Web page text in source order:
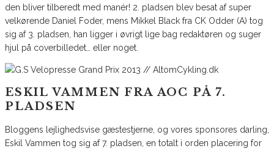
den bliver tilberedt med manér! 2. pladsen blev besat af super
velkørende Daniel Foder, mens Mikkel Black fra CK Odder (A) tog
sig af 3. pladsen, han ligger i øvrigt lige bag redaktøren og suger
hjul på coverbilledet… eller noget.
ESKIL VAMMEN FRA AOC PÅ 7.
PLADSEN
Bloggens lejlighedsvise gæstestjerne, og vores sponsores darling,
Eskil Vammen tog sig af 7. pladsen, en totalt i orden placering for